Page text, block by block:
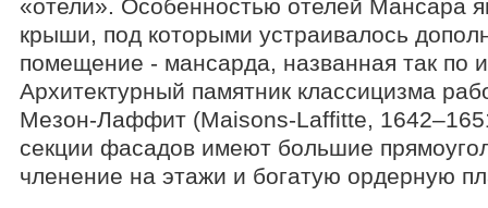
«отели». Особенностью отелей Мансара
крыши, под которыми устраивалось
помещение - мансарда, названная так по
Архитектурный памятник классицизма
Мезон-Лаффит (Maisons-Laffitte,
секции фасадов имеют большие
членение на этажи и богатую ордерную